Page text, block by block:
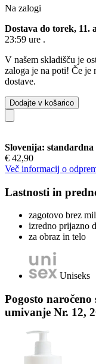
Na zalogi
Dostava do torek, 11.
23:59 ure .
V našem skladišču je
zaloga je na poti! Če je
dostave.
Dodajte v košarico
Slovenija: standardna
€ 42,90
Več informacij o
Lastnosti in
zagotovo brez
izredno prijazno
za obraz in telo
Uniseks
Pogosto
umivanje Nr. 12,